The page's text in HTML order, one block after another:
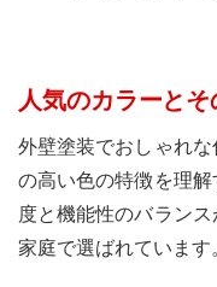
人気のカラーとそ
外壁塗装でおしゃれ
の高い色の特徴を理
度と機能性のバラン
家庭で選ばれています。